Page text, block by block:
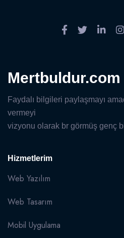
Mertbuldur.com
Faydalı bilgileri paylaşmayı
vermeyi
vizyonu olarak br görmüş genç
Hizmetlerim
Web Yazılım
Web Tasarım
Mobil Uygulama